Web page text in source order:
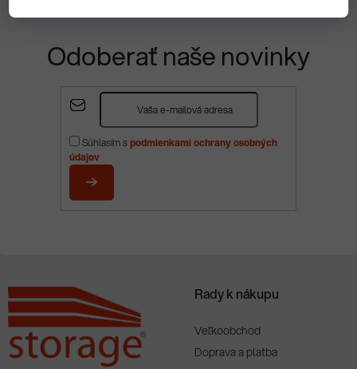
Odoberať naše novinky
Súhlasím spodmienkami ochrany osobných
údajov
PRIHLÁSIŤ
Rady k nákupu
Veľkoobchod
Doprava a platba